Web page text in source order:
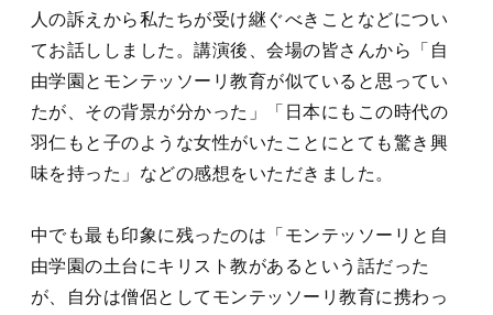
人の訴えから私たちが受け継ぐべきことなどについ
てお話ししました。講演後、会場の皆さんから「自
由学園とモンテッソーリ教育が似ていると思ってい
たが、その背景が分かった」「日本にもこの時代の
羽仁もと子のような女性がいたことにとても驚き興
味を持った」などの感想をいただきました。
中でも最も印象に残ったのは「モンテッソーリと自
由学園の土台にキリスト教があるという話だった
が、自分は僧侶としてモンテッソーリ教育に携わっ